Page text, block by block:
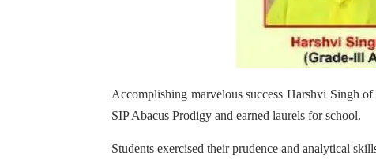
Accomplishing marvelous success Harshvi Singh
SIP Abacus Prodigy and earned laurels for school.
Students exercised their prudence and analytical